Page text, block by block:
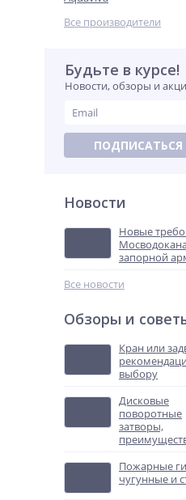
Все производители
Будьте в курсе!
Новости, обзоры и
ПОДПИСАТЬСЯ
Новости
Новые
запорной
Все новости
Обзоры и
Кран или
выбору
Дисковые
поворотные
затворы,
Пожарные
чугунные и